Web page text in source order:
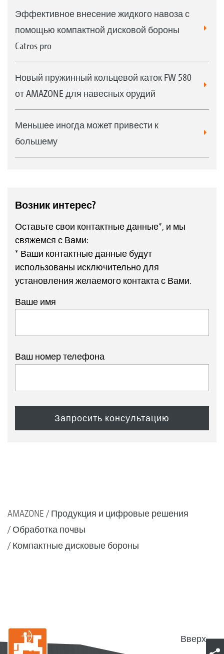
Эффективное внесение жидкого навоза с
помощью компактной дисковой бороны
Catros pro
Новый пружинный кольцевой каток FW 580
от AMAZONE для навесных орудий
Меньшее иногда может привести к
большему
Возник интерес?
Оставьте свои контактные данные*, и мы
свяжемся с Вами:
* Ваши контактные данные будут
использованы исключительно для
установления желаемого контакта с Вами.
Ваше имя
Ваш номер телефона
AMAZONE
Продукция и цифровые решения
Обработка почвы
Компактные дисковые бороны
Вверх